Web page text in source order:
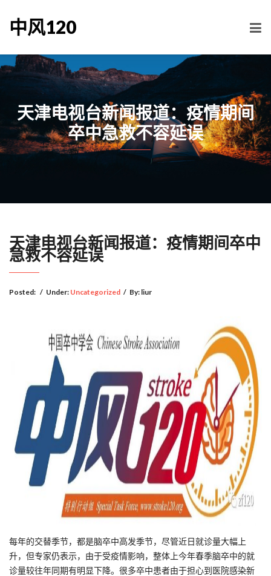
中风120
天津电视台新闻报道：疫情期间
卒中急救不容延误
天津电视台新闻报道：疫情期间卒中
急救不容延误
Posted: / Under: Uncategorized / By: liur
每年的交替季节，都是脑卒中高发季节，尽管近日就诊量大幅上
升，但专家仍表示，由于受疫情影响，整体上今年春季脑卒中的就
诊量较往年同期有明显下降。很多卒中患者由于担心到医院感染新